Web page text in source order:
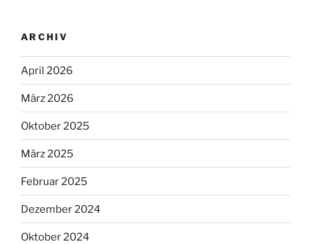
ARCHIV
April 2026
März 2026
Oktober 2025
März 2025
Februar 2025
Dezember 2024
Oktober 2024